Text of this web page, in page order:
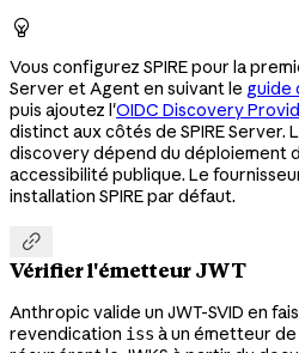

Vous configurez SPIRE pour la
Server et Agent en suivant le guide
puis ajoutez l'OIDC Discovery
distinct aux côtés de SPIRE Server.
discovery dépend du déploiement
accessibilité publique. Le
installation SPIRE par défaut.

Vérifier l'émetteur JWT
Anthropic valide un JWT-SVID en
revendication iss à un émetteur